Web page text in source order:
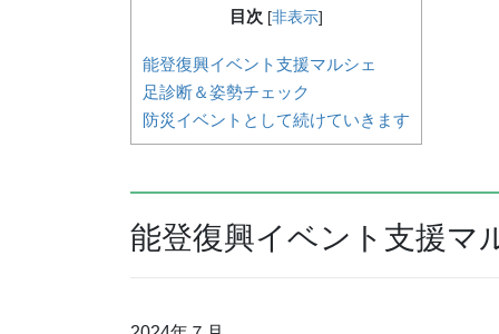
目次 [非表示]
能登復興イベント支援マルシェ
足診断＆姿勢チェック
防災イベントとして続けていきます
能登復興イベント支援マ